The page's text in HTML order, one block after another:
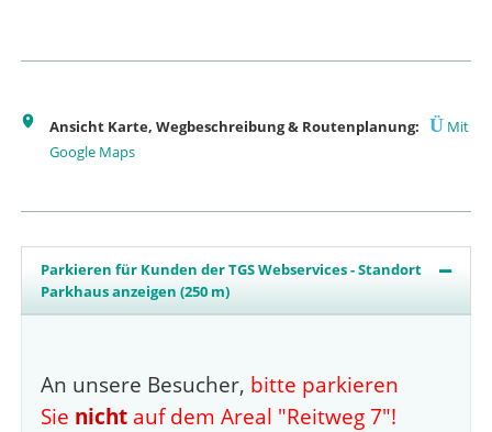
Ansicht Karte, Wegbeschreibung & Routenplanung: Ü Mit
Google Maps
Parkieren für Kunden der TGS Webservices - Standort
Parkhaus anzeigen (250 m)
An unsere Besucher, bitte parkieren
Sie nicht auf dem Areal "Reitweg 7"!